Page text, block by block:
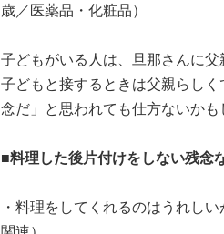
歳／医薬品・化粧品）
子どもがいる人は、旦那さんに
子どもと接するときは父親らし
念だ」と思われても仕方ないかも
■料理した後片付けをしない残念
・料理をしてくれるのはうれし